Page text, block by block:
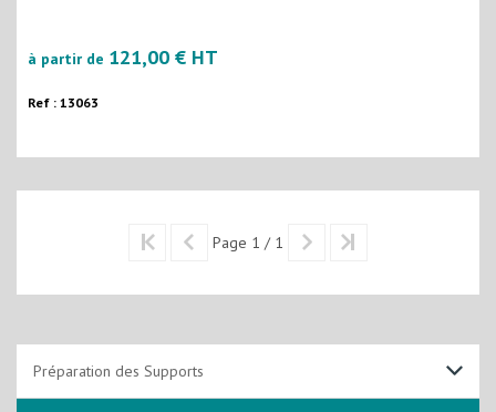
à partir de 121,00 € HT
Ref : 13063
Page 1 / 1
Préparation des Supports